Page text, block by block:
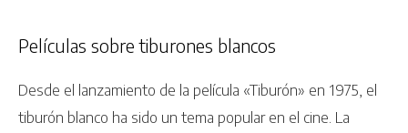
Películas sobre tiburones blancos
Desde el lanzamiento de la película «Tiburón» en 1975, el
tiburón blanco ha sido un tema popular en el cine. La